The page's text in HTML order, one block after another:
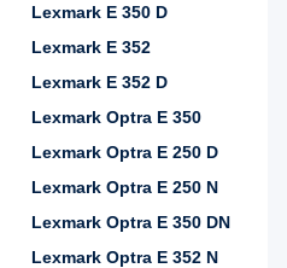
Lexmark E 350 D
Lexmark E 352
Lexmark E 352 D
Lexmark Optra E 350
Lexmark Optra E 250 D
Lexmark Optra E 250 N
Lexmark Optra E 350 DN
Lexmark Optra E 352 N